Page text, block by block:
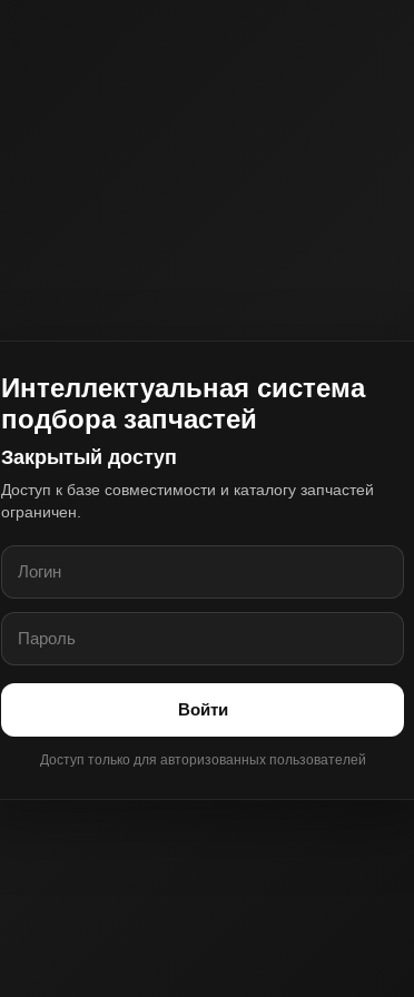
Интеллектуальная система
подбора запчастей
Закрытый доступ
Доступ к базе совместимости и каталогу запчастей
ограничен.
Войти
Доступ только для авторизованных пользователей